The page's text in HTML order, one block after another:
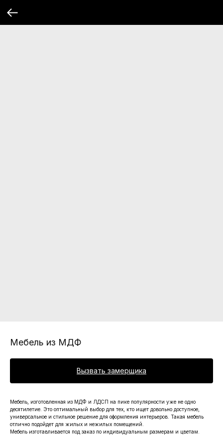
Мебель из МДФ
Вызвать замерщика
Мебель, изготовленная из МДФ и ЛДСП на пике популярности уже не одно
десятилетие. Это оптимальный выбор для тех, кто ищет довольно доступное,
универсальное и стильное решение для оформления интерьеров. Такая мебель
отлично подойдет для жилых и нежилых помещений.
Мебель изготавливается под заказ по индивидуальным размерам и цветам.